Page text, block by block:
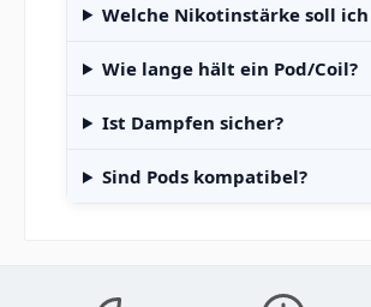
Welche Nikotinstärke soll
Wie lange hält ein Pod/Coil?
Ist Dampfen sicher?
Sind Pods kompatibel?